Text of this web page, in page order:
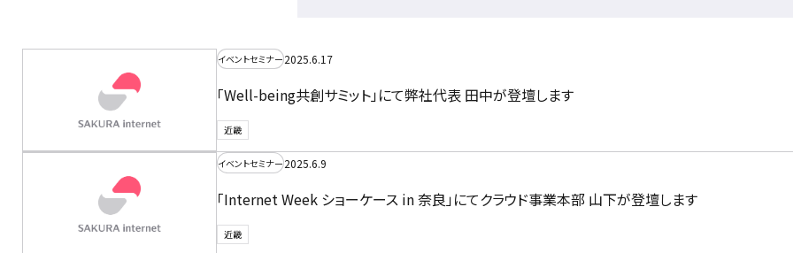
イベントセミナー2025.6.17
「Well-being共創サミット」にて弊社代表 田中が登壇します
近畿
イベントセミナー2025.6.9
「Internet Week ショーケース in 奈良」にてクラウド事業本部 山下が登壇します
近畿